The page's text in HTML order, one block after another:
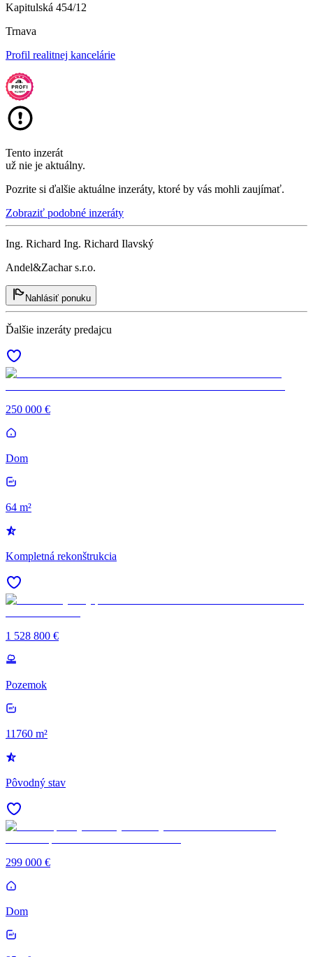
Kapitulská 454/12
Trnava
Profil realitnej kancelárie
Tento inzerát
už nie je aktuálny.
Pozrite si ďalšie aktuálne inzeráty, ktoré by vás mohli zaujímať.
Zobraziť podobné inzeráty
Ing. Richard Ing. Richard Ilavský
Andel&Zachar s.r.o.
Nahlásiť ponuku
Ďalšie inzeráty predajcu
250 000 €
Dom
64 m²
Kompletná rekonštrukcia
1 528 800 €
Pozemok
11760 m²
Pôvodný stav
299 000 €
Dom